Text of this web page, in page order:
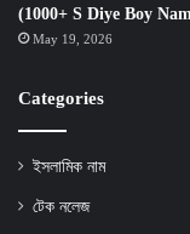
(1000+ S Diye Boy
May 19, 2026
Categories
ইসলামিক নাম
টেক নলেজ